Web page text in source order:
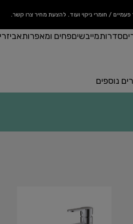
/ חומרי ניקוי ועוד. להצעת מחיר צרו קשר.
סדרותמייבשיםפחים ומאפרות
נוספים